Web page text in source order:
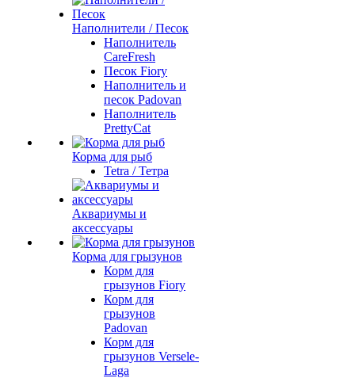
Наполнители / Песок
Наполнитель
CareFresh
Песок Fiory
Наполнитель и
песок Padovan
Наполнитель
PrettyCat
Корма для рыб
Tetra / Тетра
Аквариумы и
аксессуары
Корма для грызунов
Корм для
грызунов Fiory
Корм для
грызунов
Padovan
Корм для
грызунов Versele-
Laga